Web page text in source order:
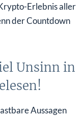
Erlebnis aller
der Countdown
Unsinn in
Aussagen